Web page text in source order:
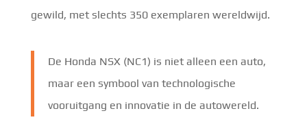
gewild, met slechts 350 exemplaren wereldwijd.
De Honda NSX (NC1) is niet alleen een auto,
maar een symbool van technologische
vooruitgang en innovatie in de autowereld.